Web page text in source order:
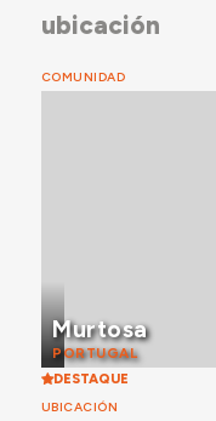
ubicación
COMUNIDAD
Murtosa
PORTUGAL
DESTAQUE
UBICACIÓN